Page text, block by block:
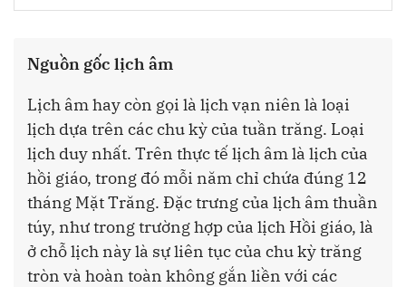
Nguồn gốc lịch âm
Lịch âm hay còn gọi là lịch vạn niên là loại
lịch dựa trên các chu kỳ của tuần trăng. Loại
lịch duy nhất. Trên thực tế lịch âm là lịch của
hồi giáo, trong đó mỗi năm chỉ chứa đúng 12
tháng Mặt Trăng. Đặc trưng của lịch âm thuần
túy, như trong trường hợp của lịch Hồi giáo, là
ở chỗ lịch này là sự liên tục của chu kỳ trăng
tròn và hoàn toàn không gắn liền với các